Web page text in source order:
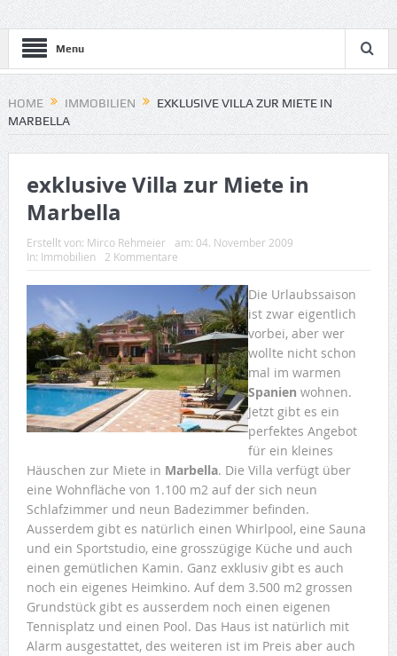
Menu
HOME IMMOBILIEN
EXKLUSIVE VILLA ZUR MIETE IN
MARBELLA
exklusive Villa zur Miete in
Marbella
Erstellt von: Mirco Rehmeier am: 04. November 2009
In: Immobilien 2 Kommentare
Die Urlaubssaison
ist zwar eigentlich
vorbei, aber wer
wollte nicht schon
mal im warmen
Spanien wohnen.
Jetzt gibt es ein
perfektes Angebot
für ein kleines
Häuschen zur Miete in Marbella. Die Villa verfügt über
eine Wohnfläche von 1.100 m2 auf der sich neun
Schlafzimmer und neun Badezimmer befinden.
Ausserdem gibt es natürlich einen Whirlpool, eine Sauna
und ein Sportstudio, eine grosszügige Küche und auch
einen gemütlichen Kamin. Ganz exklusiv gibt es auch
noch ein eigenes Heimkino. Auf dem 3.500 m2 grossen
Grundstück gibt es ausserdem noch einen eigenen
Tennisplatz und einen Pool. Das Haus ist natürlich mit
Alarm ausgestattet, des weiteren ist im Preis aber auch